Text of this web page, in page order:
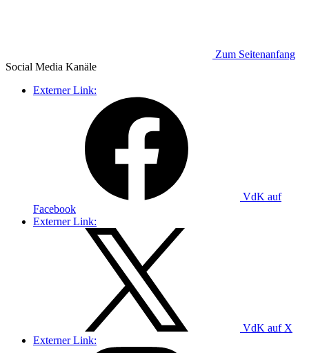
Zum Seitenanfang
Social Media Kanäle
Externer Link:
VdK auf
Facebook
Externer Link:
VdK auf X
Externer Link: